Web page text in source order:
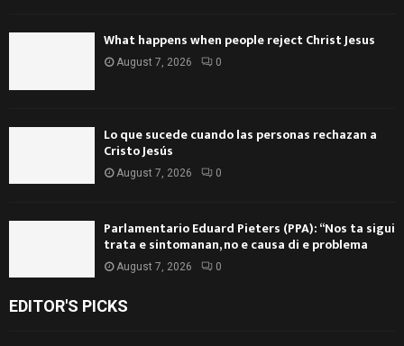
What happens when people reject Christ Jesus
August 7, 2026 0
Lo que sucede cuando las personas rechazan a
Cristo Jesús
August 7, 2026 0
Parlamentario Eduard Pieters (PPA): “Nos ta sigui
trata e sintomanan, no e causa di e problema
August 7, 2026 0
EDITOR'S PICKS